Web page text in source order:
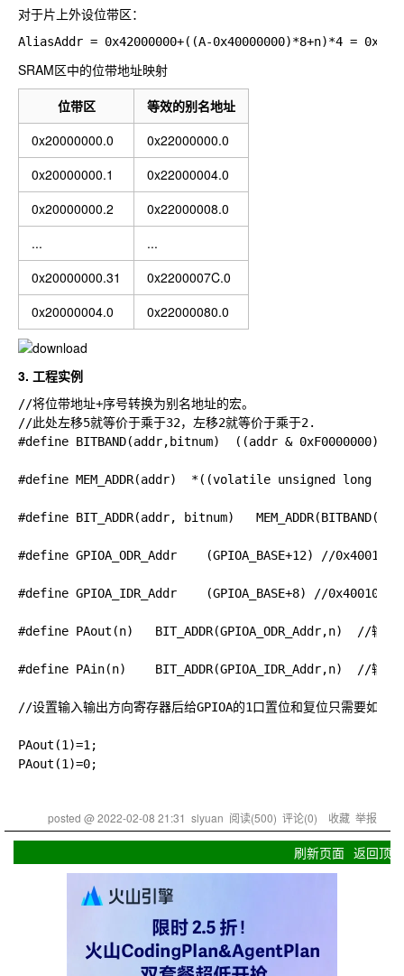
对于片上外设位带区：
SRAM区中的位带地址映射
位带区
等效的别名地址
0x20000000.0
0x22000000.0
0x20000000.1
0x22000004.0
0x20000000.2
0x22000008.0
...
...
0x20000000.31
0x2200007C.0
0x20000004.0
0x22000080.0
3. 工程实例
//将位带地址+序号转换为别名地址的宏。
//此处左移5就等价于乘于32，左移2就等价于乘于2.
#define BITBAND(addr,bitnum)  ((addr &
#define MEM_ADDR(addr)  *((volatile unsigned long
#define BIT_ADDR(addr, bitnum)
#define GPIOA_ODR_Addr    (GPIOA_BASE+12) //
#define GPIOA_IDR_Addr    (GPIOA_BASE+8) //0x40010808
#define PAout(n)   BIT_ADDR(GPIOA_ODR_Addr,n)  //输出
#define PAin(n)    BIT_ADDR(GPIOA_IDR_Addr,n)  //输入
//设置输入输出方向寄存器后给GPIOA的1口置位和复位只需要如下
PAout(1)=1;
posted @2022-02-08 21:31 slyuan 阅读(500) 评论(0) 收藏 举报
刷新页面 返回顶部